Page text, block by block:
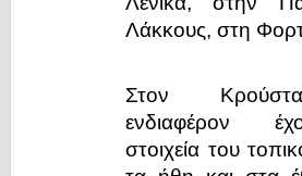
Λάκκους, στη
Στον
ενδιαφέρον
στοιχεία του